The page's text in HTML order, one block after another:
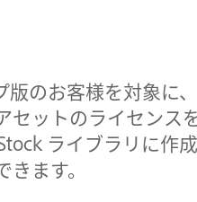
のお客様を対象に
セットのライセンス
ライブラリに作
ます。